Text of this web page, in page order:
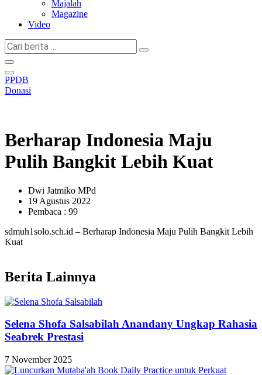
Majalah
Magazine
Video
Cari
berita
...
PPDB
Donasi
Berharap Indonesia Maju
Pulih Bangkit Lebih Kuat
Dwi Jatmiko MPd
19 Agustus 2022
Pembaca : 99
sdmuh1solo.sch.id – Berharap Indonesia Maju Pulih Bangkit Lebih
Kuat
Berita Lainnya
Selena Shofa Salsabilah Anandany Ungkap Rahasia
Seabrek Prestasi
7 November 2025